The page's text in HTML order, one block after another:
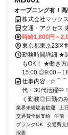
オープニング有！
株式会社マック
交通・アクセス
時給1,800円～
東京都東京23区
勤務時間詳細 ★
もOK！ ★働き
15:00 ◎9:00～
仕事内容
代・30代活躍中
く勤務◎日勤の
業界未経験者歓迎 土
交通費全額支給
午前
ブランクOK
交通費支
深夜